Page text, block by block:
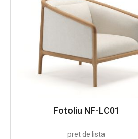
Fotoliu NF-LC01
pret de lista